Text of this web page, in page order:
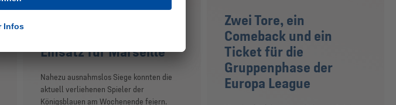
Einsatz für Marseille
Nahezu ausnahmslos Siege konnten die
aktuell verliehenen Spieler der
Königsblauen am Wochenende feiern.
Zwei Tore, ein
Comeback und ein
Ticket für die
Gruppenphase der
Europa League